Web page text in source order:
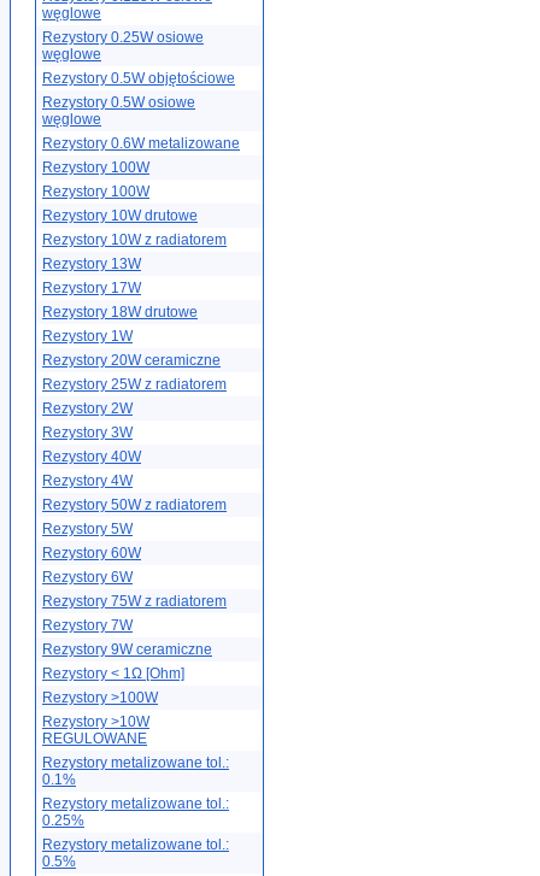
węglowe
Rezystory 0.25W osiowe
węglowe
Rezystory 0.5W objętościowe
Rezystory 0.5W osiowe
węglowe
Rezystory 0.6W metalizowane
Rezystory 100W
Rezystory 100W
Rezystory 10W drutowe
Rezystory 10W z radiatorem
Rezystory 13W
Rezystory 17W
Rezystory 18W drutowe
Rezystory 1W
Rezystory 20W ceramiczne
Rezystory 25W z radiatorem
Rezystory 2W
Rezystory 3W
Rezystory 40W
Rezystory 4W
Rezystory 50W z radiatorem
Rezystory 5W
Rezystory 60W
Rezystory 6W
Rezystory 75W z radiatorem
Rezystory 7W
Rezystory 9W ceramiczne
Rezystory < 1Ω [Ohm]
Rezystory >100W
Rezystory >10W
REGULOWANE
Rezystory metalizowane tol.:
0.1%
Rezystory metalizowane tol.:
0.25%
Rezystory metalizowane tol.:
0.5%